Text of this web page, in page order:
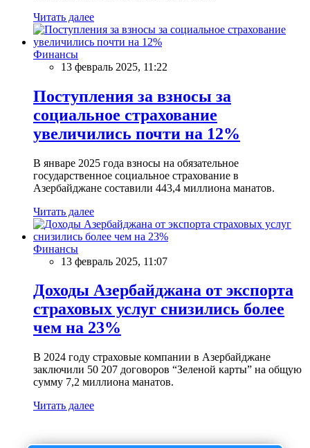
Читать далее
Финансы
13 февраль 2025, 11:22
Поступления за взносы за
социальное страхование
увеличились почти на 12%
В январе 2025 года взносы на обязательное
государственное социальное страхование в
Азербайджане составили 443,4 миллиона манатов.
Читать далее
Финансы
13 февраль 2025, 11:07
Доходы Азербайджана от экспорта
страховых услуг снизились более
чем на 23%
В 2024 году страховые компании в Азербайджане
заключили 50 207 договоров “Зеленой карты” на общую
сумму 7,2 миллиона манатов.
Читать далее